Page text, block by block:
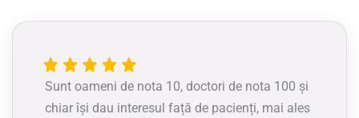
Sunt oameni de nota 10, doctori de nota 100 și
chiar își dau interesul față de pacienți, mai ales